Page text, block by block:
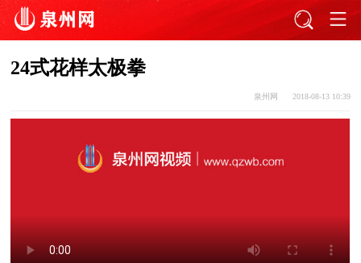
24式花样太极拳
泉州网 2018-08-13 10:39